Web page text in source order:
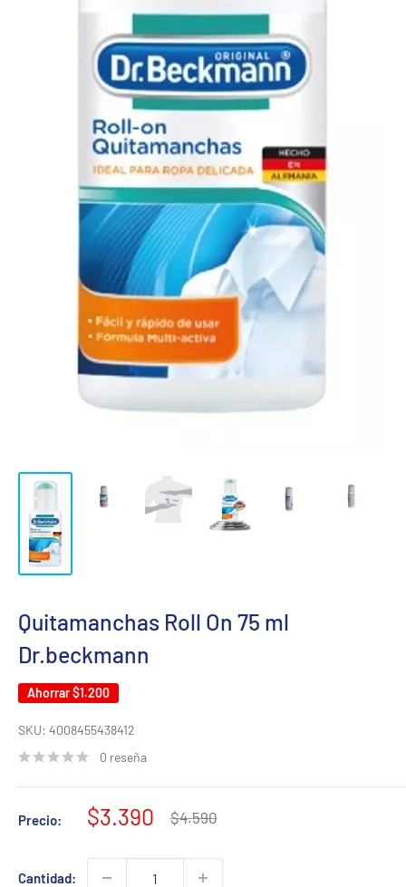
Quitamanchas Roll On 75 ml
Dr.beckmann
Ahorrar$1.200
SKU: 4008455438412
0 reseña
Precio:
Precio
venta
$3.390
Precio
$4.590
Cantidad: